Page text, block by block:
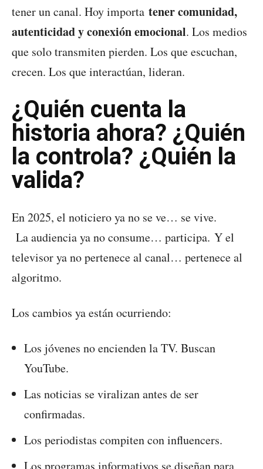
tener un canal. Hoy importa tener comunidad,
autenticidad y conexión emocional. Los medios
que solo transmiten pierden. Los que escuchan,
crecen. Los que interactúan, lideran.
¿Quién cuenta la
historia ahora? ¿Quién
la controla? ¿Quién la
valida?
En 2025, el noticiero ya no se ve… se vive.
La audiencia ya no consume… participa. Y el
televisor ya no pertenece al canal… pertenece al
algoritmo.
Los cambios ya están ocurriendo:
Los jóvenes no encienden la TV. Buscan
YouTube.
Las noticias se viralizan antes de ser
confirmadas.
Los periodistas compiten con influencers.